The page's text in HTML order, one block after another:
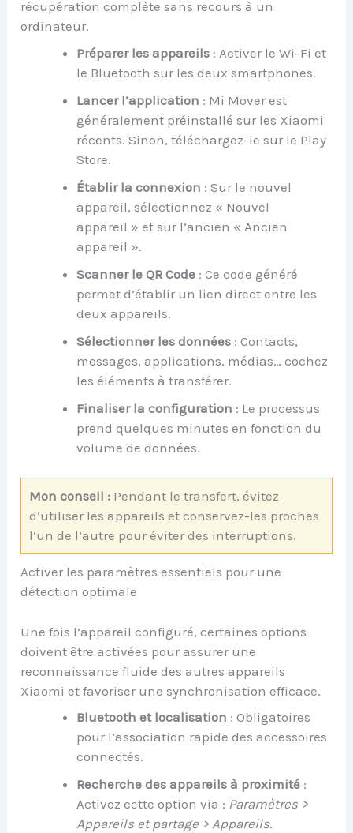
récupération complète sans recours à un
ordinateur.
Préparer les appareils : Activer le Wi-Fi et
le Bluetooth sur les deux smartphones.
Lancer l’application : Mi Mover est
généralement préinstallé sur les Xiaomi
récents. Sinon, téléchargez-le sur le Play
Store.
Établir la connexion : Sur le nouvel
appareil, sélectionnez « Nouvel
appareil » et sur l’ancien « Ancien
appareil ».
Scanner le QR Code : Ce code généré
permet d’établir un lien direct entre les
deux appareils.
Sélectionner les données : Contacts,
messages, applications, médias… cochez
les éléments à transférer.
Finaliser la configuration : Le processus
prend quelques minutes en fonction du
volume de données.
Mon conseil : Pendant le transfert, évitez
d’utiliser les appareils et conservez-les proches
l’un de l’autre pour éviter des interruptions.
Activer les paramètres essentiels pour une
détection optimale
Une fois l’appareil configuré, certaines options
doivent être activées pour assurer une
reconnaissance fluide des autres appareils
Xiaomi et favoriser une synchronisation efficace.
Bluetooth et localisation : Obligatoires
pour l’association rapide des accessoires
connectés.
Recherche des appareils à proximité :
Activez cette option via : Paramètres >
Appareils et partage > Appareils.